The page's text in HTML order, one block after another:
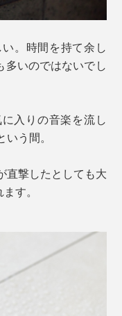
。時間を持て余し
多いのではないでし
に入りの音楽を流し
う間。
直撃したとしても大
す。